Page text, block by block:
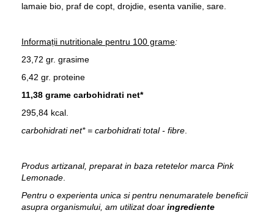
lamaie bio, praf de copt, drojdie, esenta vanilie, sare.
Informații nutritionale pentru 100 grame:
23,72 gr. grasime
6,42 gr. proteine
11,38 grame carbohidrati net*
295,84 kcal.
carbohidrati net* = carbohidrati total - fibre
Produs artizanal, preparat in baza retetelor marca Pink
Lemonade
Pentru o experienta unica si pentru nenumaratele beneficii
asupra organismului, am utilizat doar ingrediente